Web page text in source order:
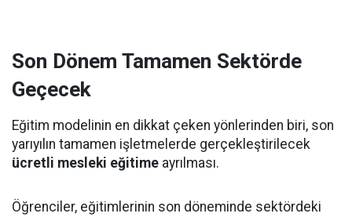
Son Dönem Tamamen Sektörde
Geçecek
Eğitim modelinin en dikkat çeken yönlerinden biri, son
yarıyılın tamamen işletmelerde gerçekleştirilecek
ücretli mesleki eğitime ayrılması.
Öğrenciler, eğitimlerinin son döneminde sektördeki